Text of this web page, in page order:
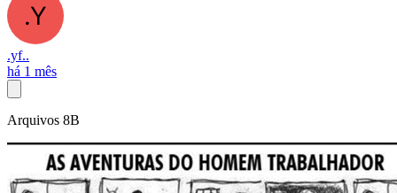
.yf..
há 1 mês
Arquivos 8B